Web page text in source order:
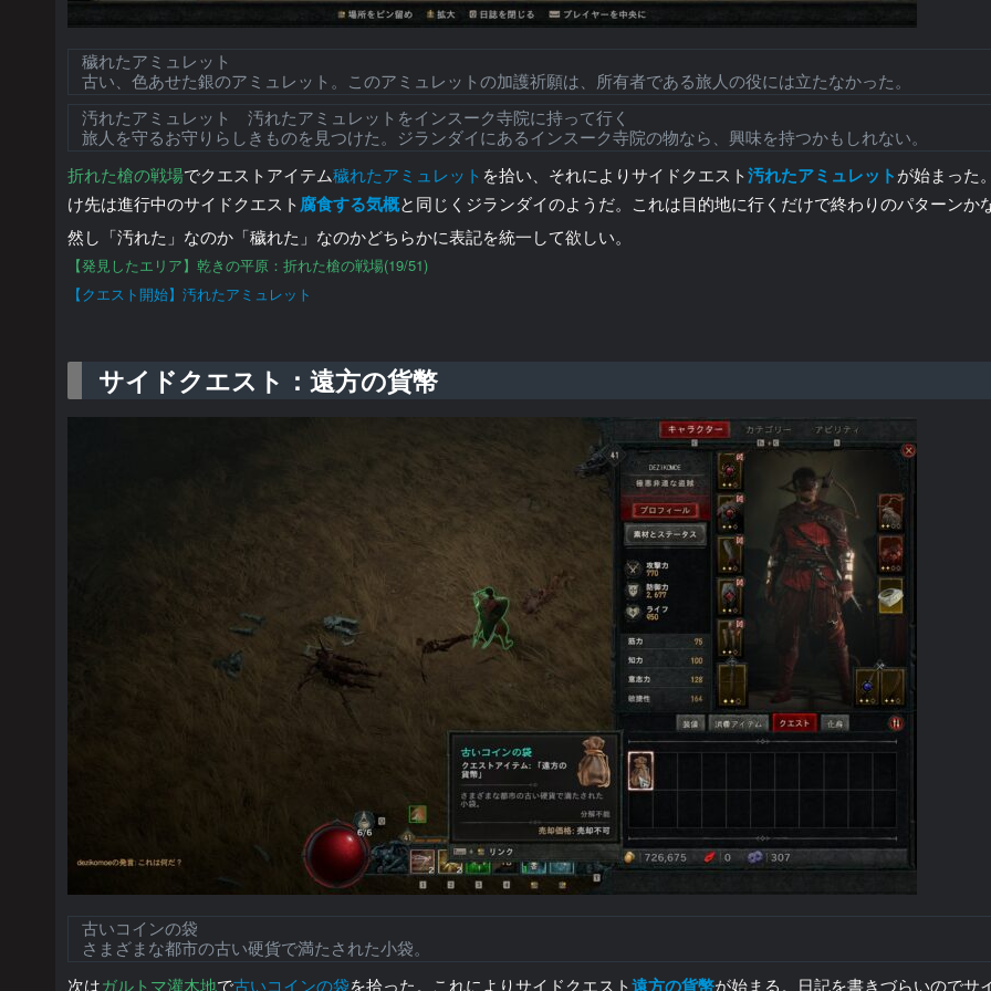
穢れたアミュレット
古い、色あせた銀のアミュレット。このアミュレットの加護祈願は、所有者である旅人の役には立たなかった。
汚れたアミュレット 汚れたアミュレットをインスーク寺院に持って行く
旅人を守るお守りらしきものを見つけた。ジランダイにあるインスーク寺院の物なら、興味を持つかもしれない。
折れた槍の戦場でクエストアイテム穢れたアミュレット を拾い、それによりサイドクエスト汚れたアミュレットが始まった
け先は進行中のサイドクエスト腐食する気概と同じくジランダイのようだ。これは目的地に行くだけで終わりのパターンか
然し「汚れた」なのか「穢れた」なのかどちらかに表記を統一して欲しい。
【発見したエリア】乾きの平原：折れた槍の戦場(19/51)
【クエスト開始】汚れたアミュレット
サイドクエスト：遠方の貨幣
古いコインの袋
さまざまな都市の古い硬貨で満たされた小袋。
次はガルトマ灌木地で古いコインの袋を拾った。これによりサイドクエスト遠方の貨幣が始まる。日記を書きづらいのでサ